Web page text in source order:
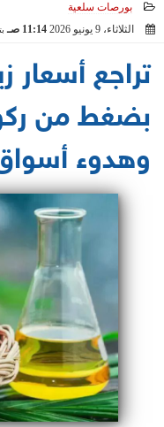
بورصات سلعية
الثلاثاء، 9 يونيو 2026
11:14 صـ
تراجع أسعار
بضغط من
وهدوء